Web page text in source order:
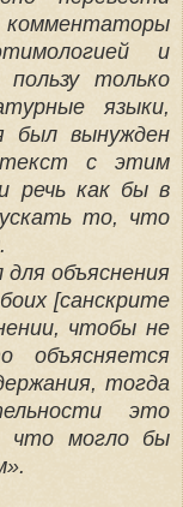
и
только
языки,
был вынужден
текст с этим
речь как бы в
то, что
объяснения
[санскрите
чтобы не
объясняется
тогда
это
что могло бы